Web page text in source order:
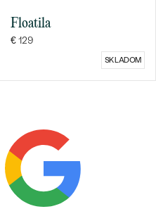
Floatila
€ 129
SKLADOM